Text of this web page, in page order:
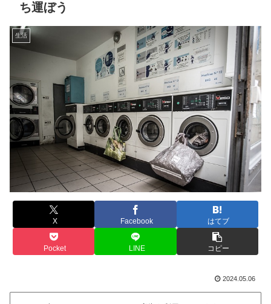
ち運ぼう
生活
X Facebook はてブ
Pocket LINE コピー
2024.05.06